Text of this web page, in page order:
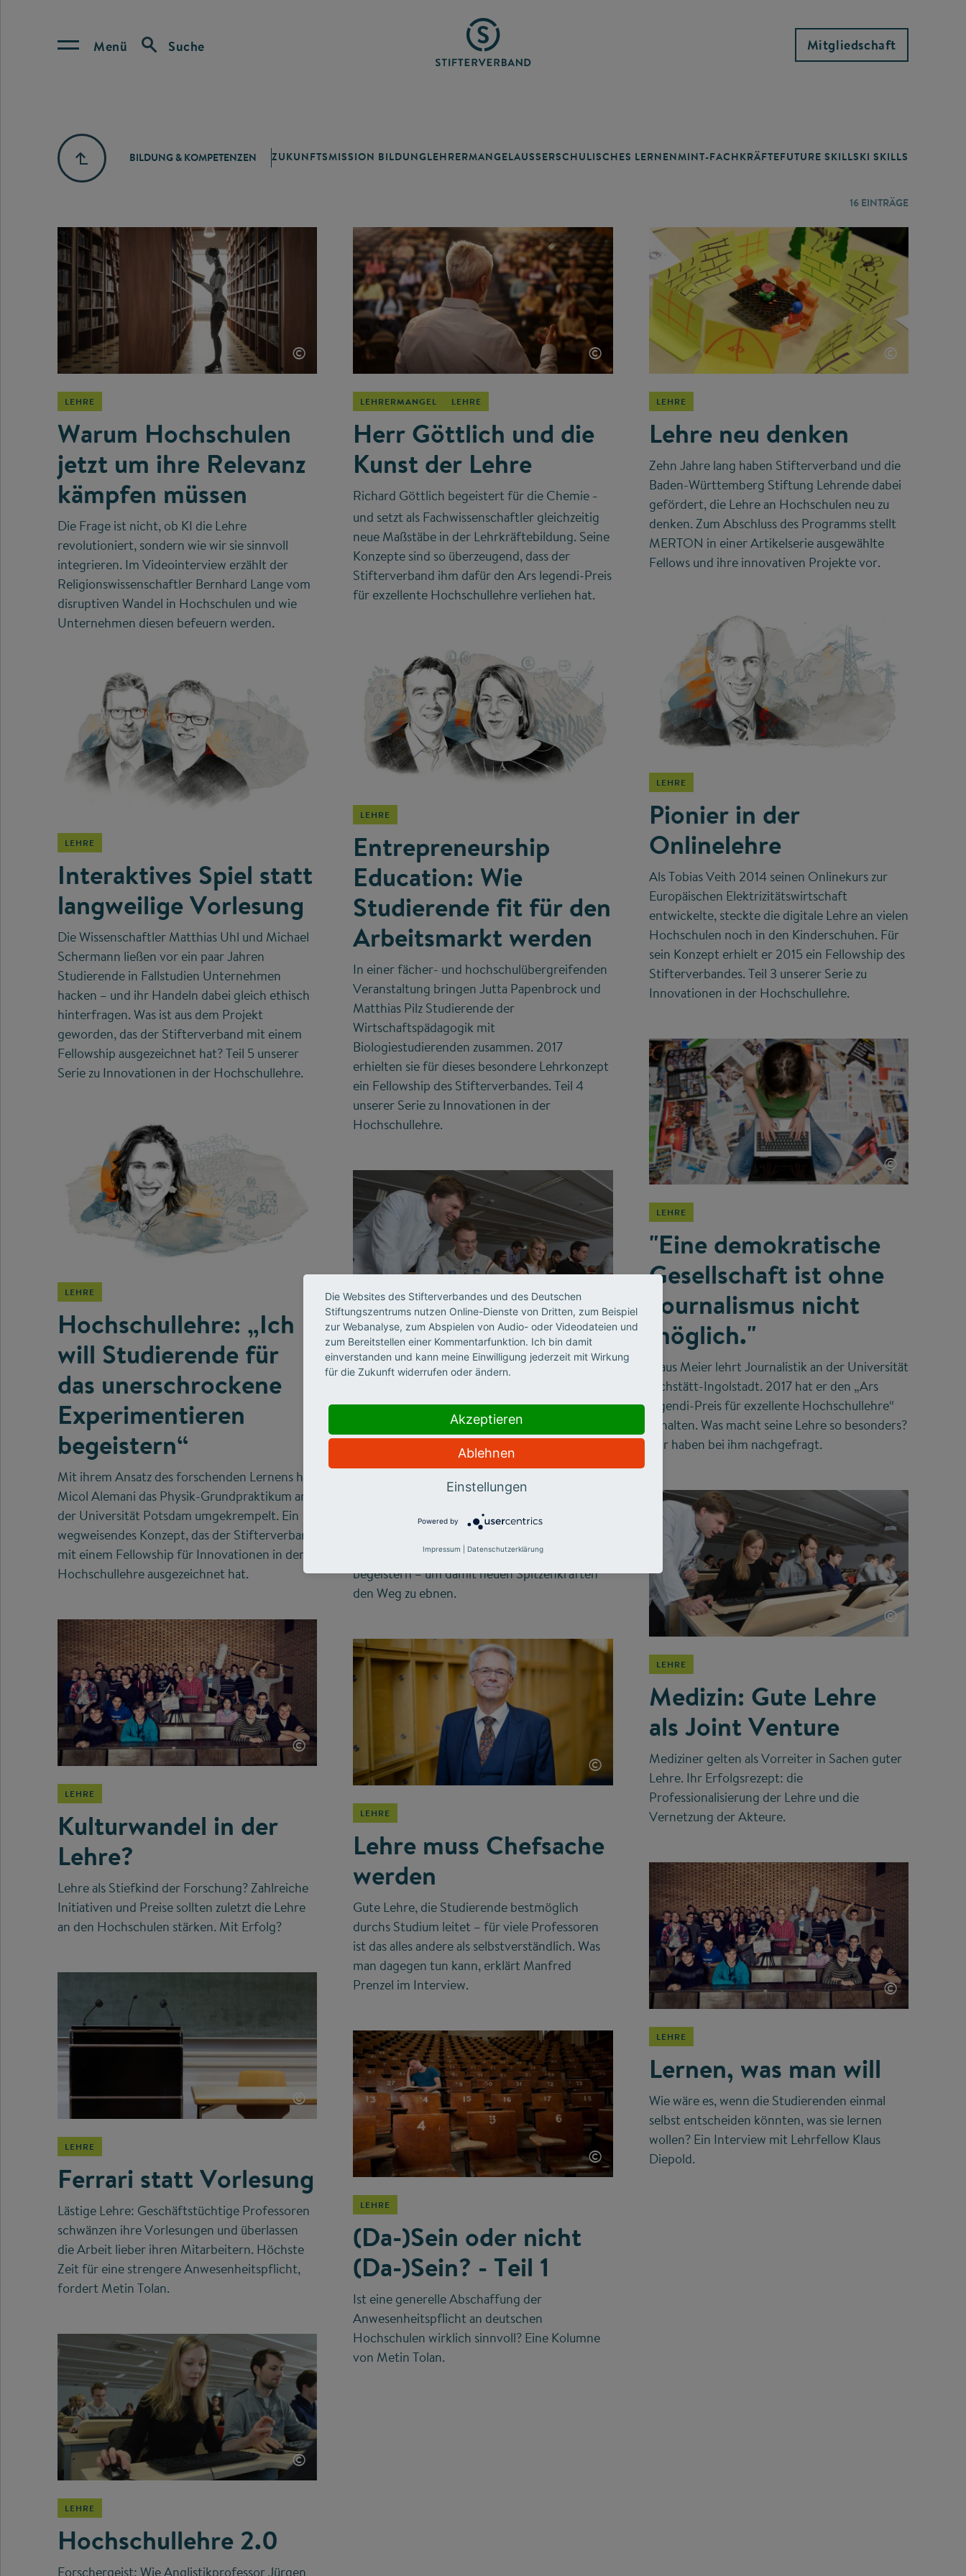
Menü Suche Mitgliedschaft
BILDUNG & KOMPETENZEN ZUKUNFTSMISSION BILDUNGLEHRERMANGELAUSSERSCHULISCHES LERNEN MINT-FACHKRÄFTEFUTURE SKILLSKI SKILLS
16 EINTRÄGE
©
LEHRE
Warum Hochschulen
jetzt um ihre Relevanz
kämpfen müssen
Die Frage ist nicht, ob KI die Lehre
revolutioniert, sondern wie wir sie sinnvoll
integrieren. Im Videointerview erzählt der
Religionswissenschaftler Bernhard Lange vom
disruptiven Wandel in Hochschulen und wie
Unternehmen diesen befeuern werden.
©
LEHRERMANGEL LEHRE
Herr Göttlich und die
Kunst der Lehre
Richard Göttlich begeistert für die Chemie –
und setzt als Fachwissenschaftler gleichzeitig
neue Maßstäbe in der Lehrkräftebildung. Seine
Konzepte sind so überzeugend, dass der
Stifterverband ihm dafür den Ars legendi-Preis
für exzellente Hochschullehre verliehen hat.
©
LEHRE
Lehre neu denken
Zehn Jahre lang haben Stifterverband und die
Baden-Württemberg Stiftung Lehrende dabei
gefördert, die Lehre an Hochschulen neu zu
denken. Zum Abschluss des Programms stellt
MERTON in einer Artikelserie ausgewählte
Fellows und ihre innovativen Projekte vor.
LEHRE
Interaktives Spiel statt
langweilige Vorlesung
Die Wissenschaftler Matthias Uhl und Michael
Schermann ließen vor ein paar Jahren
Studierende in Fallstudien Unternehmen
hacken – und ihr Handeln dabei gleich ethisch
hinterfragen. Was ist aus dem Projekt
geworden, das der Stifterverband mit einem
Fellowship ausgezeichnet hat? Teil 5 unserer
Serie zu Innovationen in der Hochschullehre.
LEHRE
Entrepreneurship
Education: Wie
Studierende fit für den
Arbeitsmarkt werden
In einer fächer- und hochschulübergreifenden
Veranstaltung bringen Jutta Papenbrock und
Matthias Pilz Studierende der
Wirtschaftspädagogik mit
Biologiestudierenden zusammen. 2017
erhielten sie für dieses besondere Lehrkonzept
ein Fellowship des Stifterverbandes. Teil 4
unserer Serie zu Innovationen in der
Hochschullehre.
©
LEHRE
Pionier in der
Onlinelehre
Als Tobias Veith 2014 seinen Onlinekurs zur
Europäischen Elektrizitätswirtschaft
entwickelte, steckte die digitale Lehre an vielen
Hochschulen noch in den Kinderschuhen. Für
sein Konzept erhielt er 2015 ein Fellowship des
Stifterverbandes. Teil 3 unserer Serie zu
Innovationen in der Hochschullehre.
LEHRE
Hochschullehre: „Ich
will Studierende für
das unerschrockene
Experimentieren
begeistern“
Mit ihrem Ansatz des forschenden Lernens hat
Micol Alemani das Physik-Grundpraktikum an
der Universität Potsdam umgekrempelt. Ein
wegweisendes Konzept, das der Stifterverband
mit einem Fellowship für Innovationen in der
Hochschullehre ausgezeichnet hat.
LEHRE
Lehrende, die
begeistern können
Lange galt die Forschung und die Länge der
Publikationsliste als die wichtigste Währung in
einer wissenschaftlichen Karriere. Doch in den
vergangenen Jahren hat eine ganz andere
Kompetenz zunehmend an Bedeutung
gewonnen: den akademischen Nachwuchs mit
guten Lehrveranstaltungen für das Fach zu
begeistern – um damit neuen Spitzenkräften
den Weg zu ebnen.
©
LEHRE
"Eine demokratische
Gesellschaft ist ohne
Journalismus nicht
möglich."
Klaus Meier lehrt Journalistik an der Universität
Eichstätt-Ingolstadt. 2017 hat er den „Ars
legendi-Preis für exzellente Hochschullehre“
erhalten. Was macht seine Lehre so besonders?
Wir haben bei ihm nachgefragt.
©
LEHRE
Kulturwandel in der
Lehre?
Lehre als Stiefkind der Forschung? Zahlreiche
Initiativen und Preise sollten zuletzt die Lehre
an den Hochschulen stärken. Mit Erfolg?
©
LEHRE
Lehre muss Chefsache
werden
Gute Lehre, die Studierende bestmöglich
durchs Studium leitet – für viele Professoren
ist das alles andere als selbstverständlich. Was
man dagegen tun kann, erklärt Manfred
Prenzel im Interview.
©
LEHRE
Medizin: Gute Lehre
als Joint Venture
Mediziner gelten als Vorreiter in Sachen guter
Lehre. Ihr Erfolgsrezept: die
Professionalisierung der Lehre und die
Vernetzung der Akteure.
©
LEHRE
Ferrari statt Vorlesung
Lästige Lehre: Geschäftstüchtige Professoren
schwänzen ihre Vorlesungen und überlassen
die Arbeit lieber ihren Mitarbeitern. Höchste
Zeit für eine strengere Anwesenheitspflicht,
fordert Metin Tolan.
©
LEHRE
(Da-)Sein oder nicht
(Da-)Sein? - Teil 1
Ist eine generelle Abschaffung der
Anwesenheitspflicht an deutschen
Hochschulen wirklich sinnvoll? Eine Kolumne
von Metin Tolan.
©
LEHRE
Lernen, was man will
Wie wäre es, wenn die Studierenden einmal
selbst entscheiden könnten, was sie lernen
wollen? Ein Interview mit Lehrfellow Klaus
Diepold.
©
LEHRE
Hochschullehre 2.0
Forschergeist: Wie Anglistikprofessor Jürgen
Die Websites des Stifterverbandes und des Deutschen
Stiftungszentrums nutzen Online-Dienste von Dritten, zum Beispiel
zur Webanalyse, zum Abspielen von Audio- oder Videodateien und
zum Bereitstellen einer Kommentarfunktion. Ich bin damit
einverstanden und kann meine Einwilligung jederzeit mit Wirkung
für die Zukunft widerrufen oder ändern.
Akzeptieren
Ablehnen
Einstellungen
Powered by
Impressum Datenschutzerklärung